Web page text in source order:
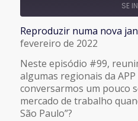
SE
FEED RSS
COMPARTILHAR
LINK
INCORPORAR
Reproduzir numa nova
fevereiro de 2022
Neste episódio #99,
algumas regionais da
conversarmos um pouco
mercado de trabalho
São Paulo”?